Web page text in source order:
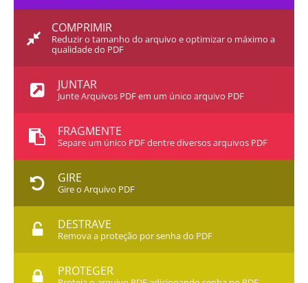
COMPRIMIR
Reduzir o tamanho do arquivo e optimizar o máximo a
qualidade do PDF
JUNTAR
Junte Arquivos PDF em um único arquivo PDF
FRAGMENTE
Separe um único PDF dentre diversos arquivos PDF
GIRE
Gire o Arquivo PDF
DESTRAVE
Remova a proteção por senha do PDF
PROTEGER